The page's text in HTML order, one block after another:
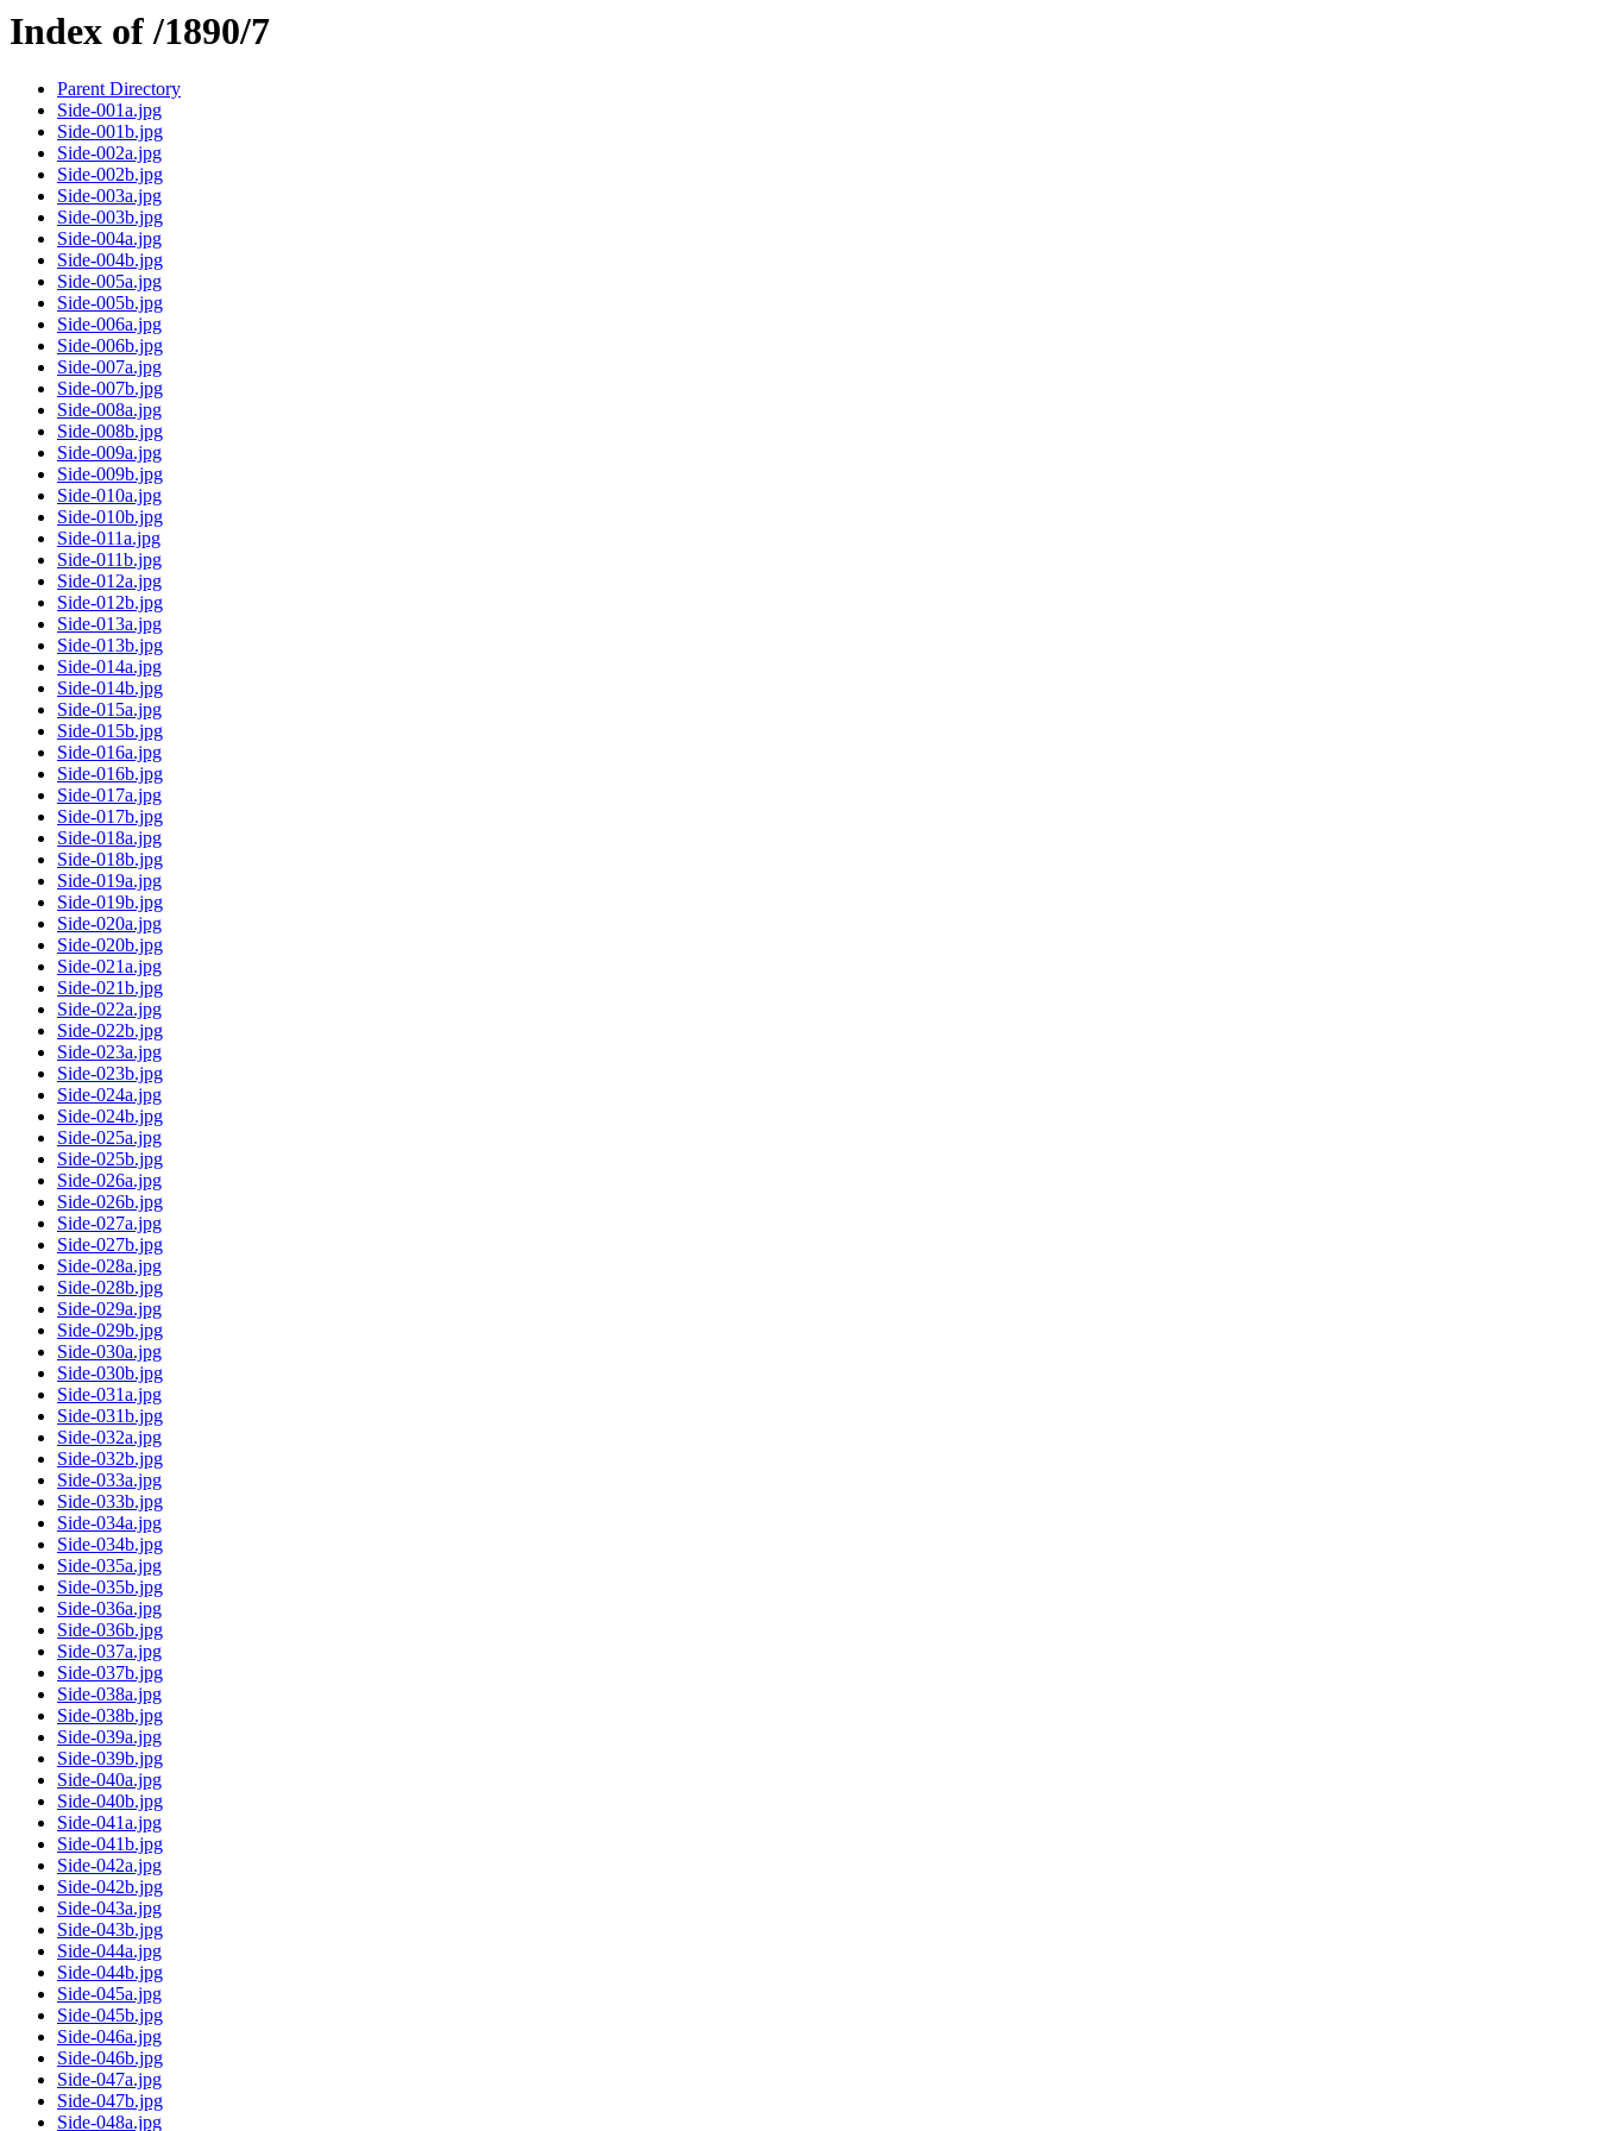
Index of /1890/7
Parent Directory
Side-001a.jpg
Side-001b.jpg
Side-002a.jpg
Side-002b.jpg
Side-003a.jpg
Side-003b.jpg
Side-004a.jpg
Side-004b.jpg
Side-005a.jpg
Side-005b.jpg
Side-006a.jpg
Side-006b.jpg
Side-007a.jpg
Side-007b.jpg
Side-008a.jpg
Side-008b.jpg
Side-009a.jpg
Side-009b.jpg
Side-010a.jpg
Side-010b.jpg
Side-011a.jpg
Side-011b.jpg
Side-012a.jpg
Side-012b.jpg
Side-013a.jpg
Side-013b.jpg
Side-014a.jpg
Side-014b.jpg
Side-015a.jpg
Side-015b.jpg
Side-016a.jpg
Side-016b.jpg
Side-017a.jpg
Side-017b.jpg
Side-018a.jpg
Side-018b.jpg
Side-019a.jpg
Side-019b.jpg
Side-020a.jpg
Side-020b.jpg
Side-021a.jpg
Side-021b.jpg
Side-022a.jpg
Side-022b.jpg
Side-023a.jpg
Side-023b.jpg
Side-024a.jpg
Side-024b.jpg
Side-025a.jpg
Side-025b.jpg
Side-026a.jpg
Side-026b.jpg
Side-027a.jpg
Side-027b.jpg
Side-028a.jpg
Side-028b.jpg
Side-029a.jpg
Side-029b.jpg
Side-030a.jpg
Side-030b.jpg
Side-031a.jpg
Side-031b.jpg
Side-032a.jpg
Side-032b.jpg
Side-033a.jpg
Side-033b.jpg
Side-034a.jpg
Side-034b.jpg
Side-035a.jpg
Side-035b.jpg
Side-036a.jpg
Side-036b.jpg
Side-037a.jpg
Side-037b.jpg
Side-038a.jpg
Side-038b.jpg
Side-039a.jpg
Side-039b.jpg
Side-040a.jpg
Side-040b.jpg
Side-041a.jpg
Side-041b.jpg
Side-042a.jpg
Side-042b.jpg
Side-043a.jpg
Side-043b.jpg
Side-044a.jpg
Side-044b.jpg
Side-045a.jpg
Side-045b.jpg
Side-046a.jpg
Side-046b.jpg
Side-047a.jpg
Side-047b.jpg
Side-048a.jpg